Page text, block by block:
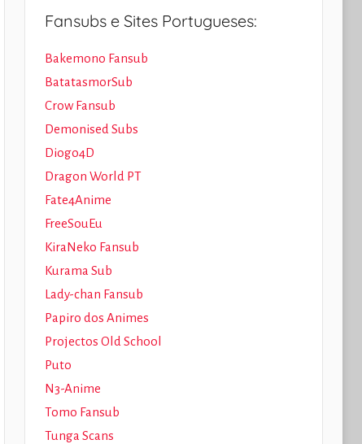
Fansubs e Sites Portugueses:
Bakemono Fansub
BatatasmorSub
Crow Fansub
Demonised Subs
Diogo4D
Dragon World PT
Fate4Anime
FreeSouEu
KiraNeko Fansub
Kurama Sub
Lady-chan Fansub
Papiro dos Animes
Projectos Old School
Puto
N3-Anime
Tomo Fansub
Tunga Scans